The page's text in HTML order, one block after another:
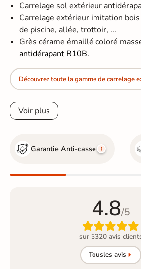
Carrelage sol extérieur
Carrelage extérieur imitation
de piscine, allée, trottoir, ...
Grès cérame émaillé coloré
antidérapant R10B.
Découvrez toute la gamme de carrelage
Voir plus
Garantie Anti-casse
4.8/5

sur 3320 avis
Tousles avis